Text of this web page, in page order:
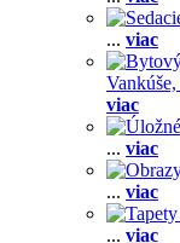
... viac
Vankúše,
viac
... viac
... viac
... viac